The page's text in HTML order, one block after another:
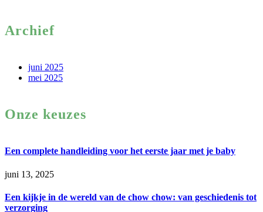
Archief
juni 2025
mei 2025
Onze keuzes
Een complete handleiding voor het eerste jaar met je baby
juni 13, 2025
Een kijkje in de wereld van de chow chow: van geschiedenis tot
verzorging